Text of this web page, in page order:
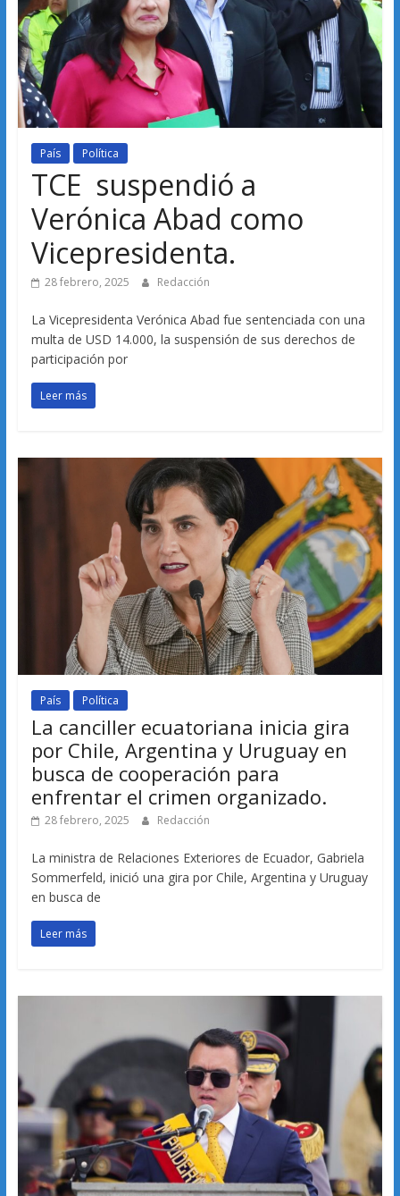
País Política
TCE suspendió a
Verónica Abad como
Vicepresidenta.
28 febrero, 2025 Redacción
La Vicepresidenta Verónica Abad fue sentenciada con una
multa de USD 14.000, la suspensión de sus derechos de
participación por
Leer más
País Política
La canciller ecuatoriana inicia gira
por Chile, Argentina y Uruguay en
busca de cooperación para
enfrentar el crimen organizado.
28 febrero, 2025 Redacción
La ministra de Relaciones Exteriores de Ecuador, Gabriela
Sommerfeld, inició una gira por Chile, Argentina y Uruguay
en busca de
Leer más